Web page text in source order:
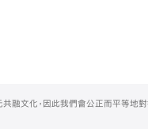
融文化，因此我們會公正而平等地